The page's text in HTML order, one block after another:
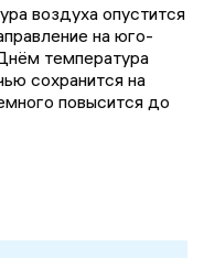
воздуха опустится
на юго-
температура
сохранится на
повысится до